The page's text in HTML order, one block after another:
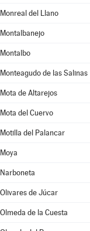
Monreal del Llano
Montalbanejo
Montalbo
Monteagudo de las Salinas
Mota de Altarejos
Mota del Cuervo
Motilla del Palancar
Moya
Narboneta
Olivares de Júcar
Olmeda de la Cuesta